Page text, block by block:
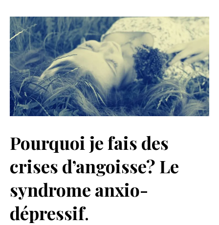
Pourquoi je fais des
crises d’angoisse? Le
syndrome anxio-
dépressif.